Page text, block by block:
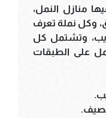
منازل النمل،
وكل نملة تعرف
وتشتمل كل
على الطبقات